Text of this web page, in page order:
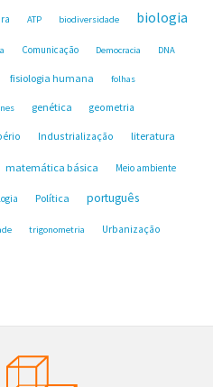
ATP biodiversidade biologia
Comunicação Democracia DNA
fisiologia humana folhas
genética geometria
Industrialização literatura
matemática básica Meio ambiente
Política português
trigonometria Urbanização